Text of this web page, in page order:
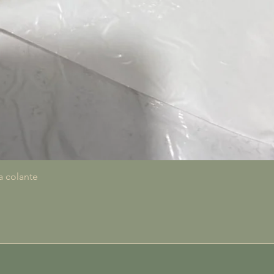
colante